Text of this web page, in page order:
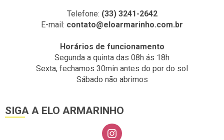
Telefone: (33) 3241-2642
E-mail: contato@eloarmarinho.com.br
Horários de funcionamento
Segunda a quinta das 08h ás 18h
Sexta, fechamos 30min antes do por do sol
Sábado não abrimos
SIGA A ELO ARMARINHO